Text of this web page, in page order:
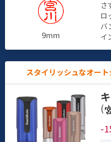
9mm
さ
ロ
バ
イ
スタイリッシュなオー
(
-